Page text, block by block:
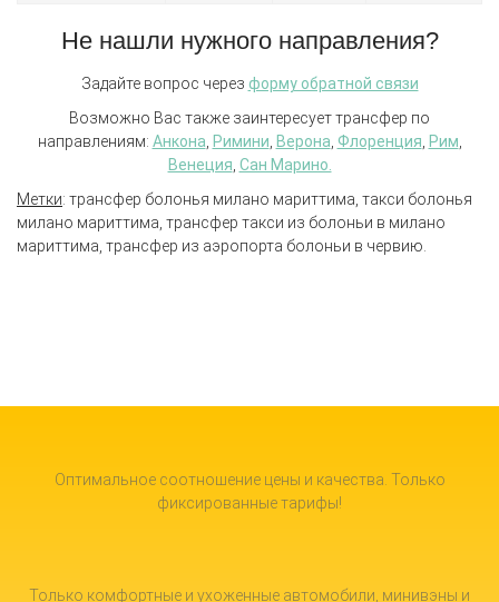
Не нашли нужного направления?
Задайте вопрос через форму обратной связи
Возможно Вас также заинтересует трансфер по
направлениям: Анкона Римини Верона Флоренция Рим
Венеция Сан Марино.
Метки: трансфер болонья милано мариттима, такси болонья
милано мариттима, трансфер такси из болоньи в милано
мариттима, трансфер из аэропорта болоньи в червию.
Оптимальное соотношение цены и качества. Только
фиксированные тарифы!
Только комфортные и ухоженные автомобили, минивэны и